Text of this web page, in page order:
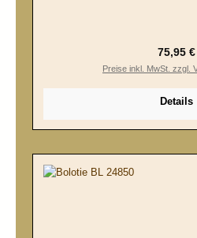
75,95 €
Preise inkl. MwSt. zzgl.
Details